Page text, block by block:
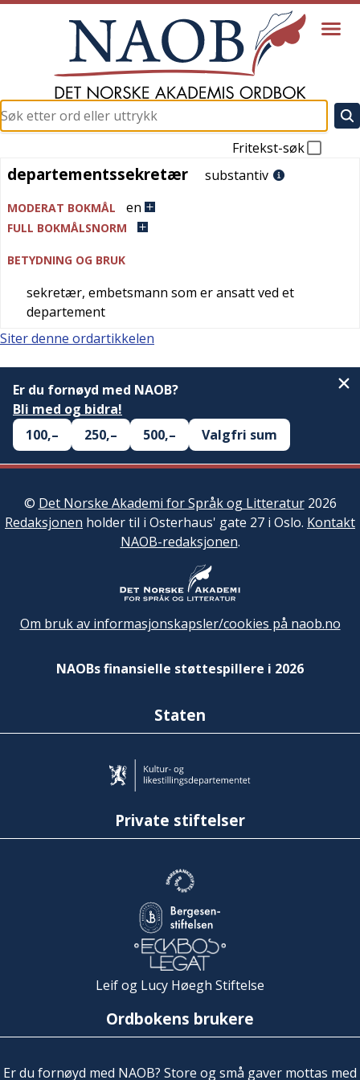
Fritekst-søk
departementssekretær
departementssekretær substantiv
MODERAT BOKMÅL en
FULL BOKMÅLSNORM
BETYDNING OG BRUK
sekretær, embetsmann som er ansatt ved et
departement
Siter denne ordartikkelen
Er du fornøyd med NAOB?
Bli med og bidra!
100,–
250,– 500,– Valgfri sum
© Det Norske Akademi for Språk og Litteratur2026
Redaksjonen holder til i Osterhaus' gate 27 i Oslo. Kontakt
NAOB-redaksjonen.
Om bruk av informasjonskapsler/cookies på naob.no
NAOBs finansielle støttespillere i 2026
Staten
Private stiftelser
Leif og Lucy Høegh Stiftelse
Ordbokens brukere
Er du fornøyd med NAOB? Store og små gaver mottas med